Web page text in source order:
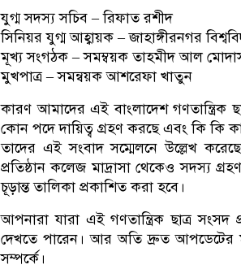
যুগ্ম সদস্য সচিব – রিফাত রশীদ
সিনিয়র যুগ্ম আহ্বায়ক – জাহাঙ্গীরনগর
মূখ্য সংগঠক – সমম্বয়ক তাহমীদ আল
মুখপাত্র – সমন্বয়ক আশরেফা খাতুন
কারণ আমাদের এই বাংলাদেশ গণতান্ত্রিক
কোন পদে দায়িত্ব গ্রহণ করছে এবং কি কি
তাদের এই সংবাদ সম্মেলনে উল্লেখ
প্রতিষ্ঠান কলেজ মাদ্রাসা থেকেও সদস্য
চূড়ান্ত তালিকা প্রকাশিত করা হবে।
আপনারা যারা এই গণতান্ত্রিক ছাত্র সংসদ
দেখতে পারেন। আর অতি দ্রুত আপডেটের
সম্পর্কে।